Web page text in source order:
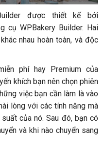
được thiết kế bởi
cụ WPBakery Builder. Hai
nhau hoàn toàn, và độc
phí hay Premium của
khích bạn nên chọn phiên
việc bạn cần làm là vào
lòng với các tính năng mà
của nó. Sau đó, bạn có
và khi nào chuyển sang